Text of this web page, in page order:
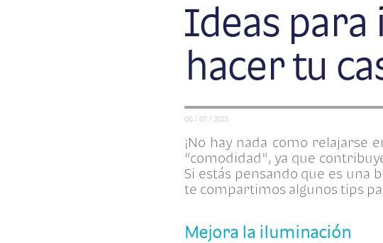
Ideas para
hacer tu
06 / 07 / 2023
¡No hay nada como relajarse
“comodidad", ya que
Si estás pensando que es una
te compartimos algunos tips
Mejora la iluminación